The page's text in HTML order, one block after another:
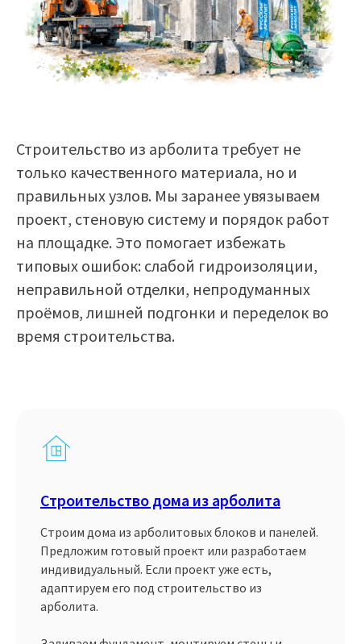
Строительство из арболита требует не
только качественного материала, но и
правильных узлов. Мы заранее увязываем
проект, стеновую систему и порядок работ
на площадке. Это помогает избежать
типовых ошибок: слабой гидроизоляции,
неправильной отделки, непродуманных
проёмов, лишней подгонки и переделок во
время строительства.
Строительство дома из арболита
Строим дома из арболитовых блоков и панелей.
Предложим готовый проект или разработаем
индивидуальный. Если проект уже есть,
адаптируем его под строительство из
арболита.